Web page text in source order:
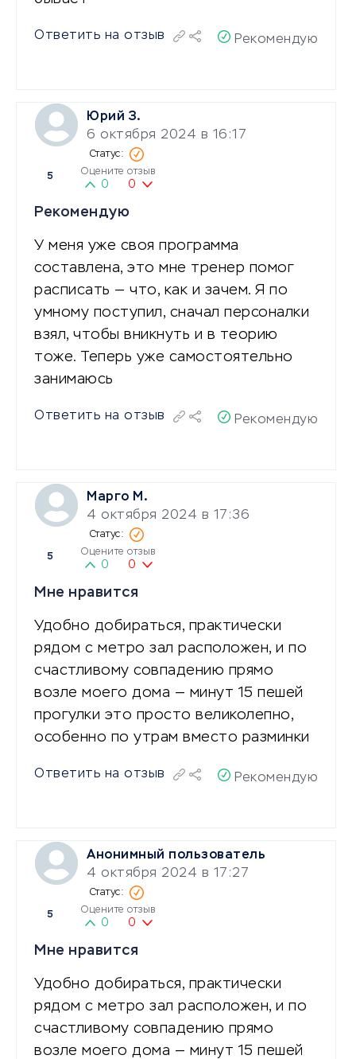
Ответить на отзыв Рекомендую
Юрий З.
6 октября 2024 в 16:17
5 Оцените отзыв
0 0
Рекомендую
У меня уже своя программа
составлена, это мне тренер помог
расписать — что, как и зачем. Я по
умному поступил, сначал персоналки
взял, чтобы вникнуть и в теорию
тоже. Теперь уже самостоятельно
занимаюсь
Ответить на отзыв Рекомендую
Марго М.
4 октября 2024 в 17:36
5 Оцените отзыв
0 0
Мне нравится
Удобно добираться, практически
рядом с метро зал расположен, и по
счастливому совпадению прямо
возле моего дома — минут 15 пешей
прогулки это просто великолепно,
особенно по утрам вместо разминки
Ответить на отзыв Рекомендую
Анонимный пользователь
4 октября 2024 в 17:27
5 Оцените отзыв
0 0
Мне нравится
Удобно добираться, практически
рядом с метро зал расположен, и по
счастливому совпадению прямо
возле моего дома — минут 15 пешей